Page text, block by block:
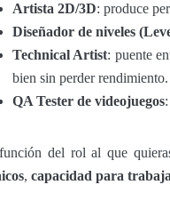
Artista 2D/3D: produce
Diseñador de niveles
Technical Artist: puente
bien sin perder rendimiento.
QA Tester de videojuegos
del rol al que
, capacidad para